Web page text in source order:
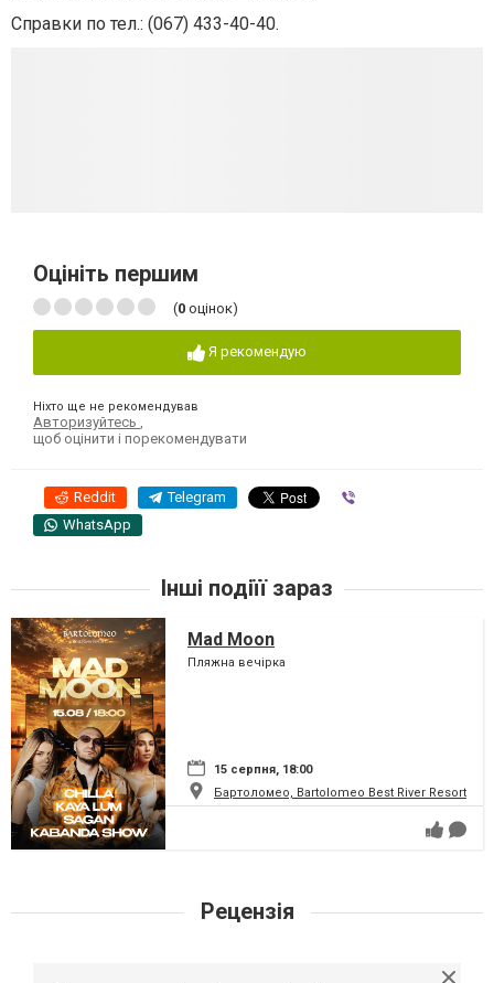
Справки по тел.: (067) 433-40-40.
Оцініть першим
(0 оцінок)
Я рекомендую
Ніхто ще не рекомендував
Авторизуйтесь
щоб оцінити і порекомендувати
Reddit Telegram
WhatsApp
Інші подіїї зараз
Mad Moon
Пляжна вечірка
15 серпня, 18:00
Бартоломео, Bartolomeo Best River Resort
Рецензія